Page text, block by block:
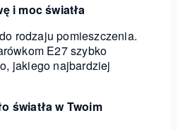
i moc światła
rodzaju pomieszczenia.
E27 szybko
jakiego najbardziej
światła w Twoim